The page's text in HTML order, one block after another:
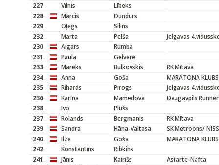
227.
Vilnis
Lībeks
228.
Mārcis
Dundurs
229.
Oļegs
Silins
232.
Marta Pelša
Jelgavas
230.
Aigars
Rumba
231.
Paula
Gelvere
233.
Mareks Bulkovskis
RK Mītava
234.
Anna Goša
MARATONA KLUBS
235.
Rihards Pirogs
Jelgavas
236.
Karīna Mamedova
Daugavpils
238.
Ivo
Plušs
237.
Rolands Bergmanis
RK Mītava
239.
Sandra Hāna-Valtasa
SK Metroons/
240.
Ilze Goša
MARATONA KLUBS
242.
Konstantīns
Ribkins
241.
Jānis Kairišs
Astarte-Nafta